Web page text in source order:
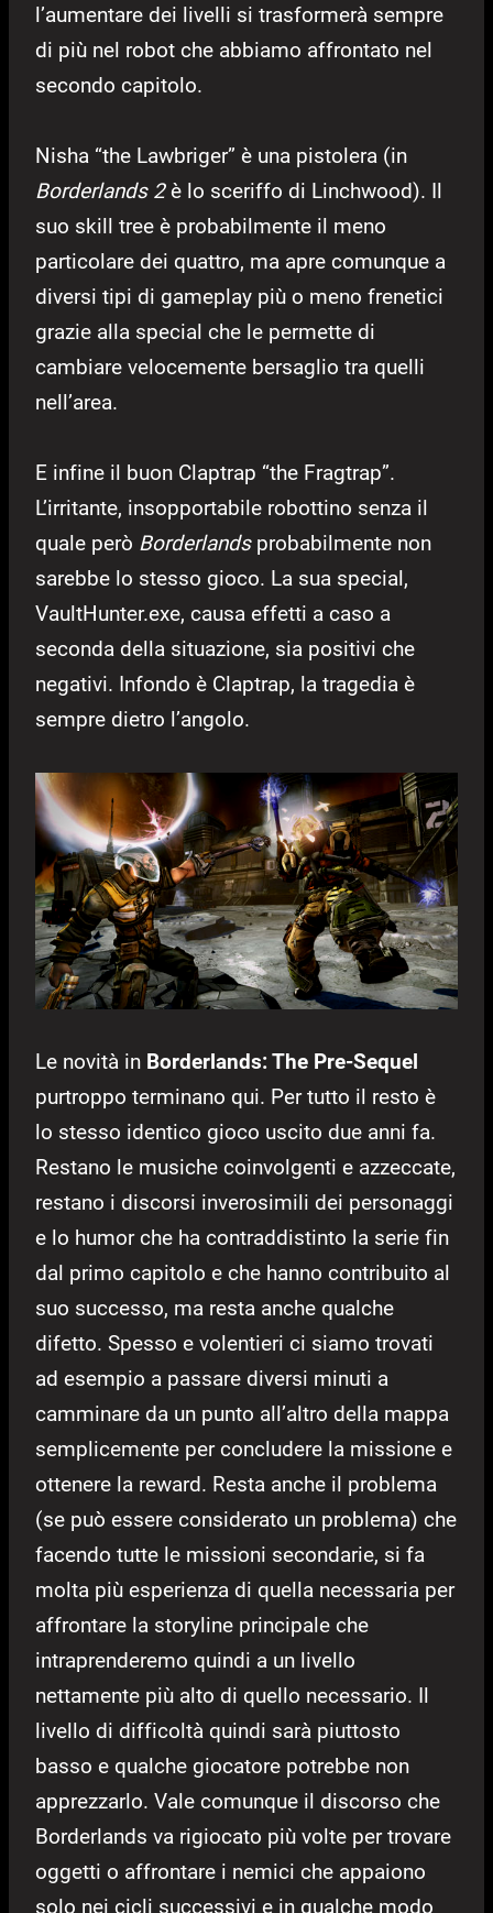
l’aumentare dei livelli si trasformerà sempre
di più nel robot che abbiamo affrontato nel
secondo capitolo.
Nisha “the Lawbriger” è una pistolera (in
Borderlands 2è lo sceriffo di Linchwood). Il
suo skill tree è probabilmente il meno
particolare dei quattro, ma apre comunque a
diversi tipi di gameplay più o meno frenetici
grazie alla special che le permette di
cambiare velocemente bersaglio tra quelli
nell’area.
E infine il buon Claptrap “the Fragtrap”.
L’irritante, insopportabile robottino senza il
quale però Borderlandsprobabilmente non
sarebbe lo stesso gioco. La sua special,
VaultHunter.exe, causa effetti a caso a
seconda della situazione, sia positivi che
negativi. Infondo è Claptrap, la tragedia è
sempre dietro l’angolo.
Le novità in Borderlands: The Pre-Sequel
purtroppo terminano qui. Per tutto il resto è
lo stesso identico gioco uscito due anni fa.
Restano le musiche coinvolgenti e azzeccate,
restano i discorsi inverosimili dei personaggi
e lo humor che ha contraddistinto la serie fin
dal primo capitolo e che hanno contribuito al
suo successo, ma resta anche qualche
difetto. Spesso e volentieri ci siamo trovati
ad esempio a passare diversi minuti a
camminare da un punto all’altro della mappa
semplicemente per concludere la missione e
ottenere la reward. Resta anche il problema
(se può essere considerato un problema) che
facendo tutte le missioni secondarie, si fa
molta più esperienza di quella necessaria per
affrontare la storyline principale che
intraprenderemo quindi a un livello
nettamente più alto di quello necessario. Il
livello di difficoltà quindi sarà piuttosto
basso e qualche giocatore potrebbe non
apprezzarlo. Vale comunque il discorso che
Borderlands va rigiocato più volte per trovare
oggetti o affrontare i nemici che appaiono
solo nei cicli successivi e in qualche modo